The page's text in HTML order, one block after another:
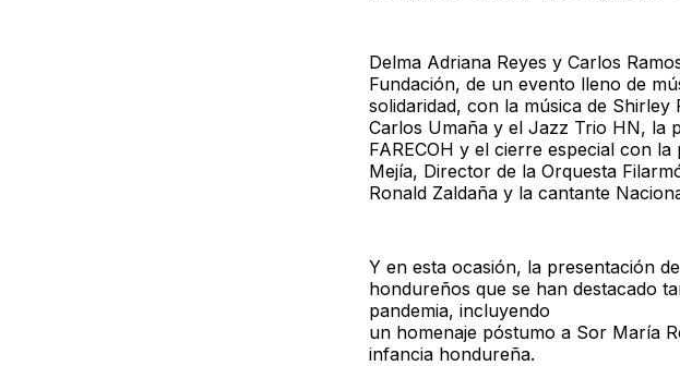
Delma Adriana Reyes y Carlos
Fundación, de un evento lleno de
solidaridad, con la música de Shirley
Carlos Umaña y el Jazz Trio HN, la
FARECOH y el cierre especial con
Mejía, Director de la Orquesta
Ronald Zaldaña y la cantante
Y en esta ocasión, la presentación
hondureños que se han destacado
pandemia, incluyendo
un homenaje póstumo a Sor María
infancia hondureña.